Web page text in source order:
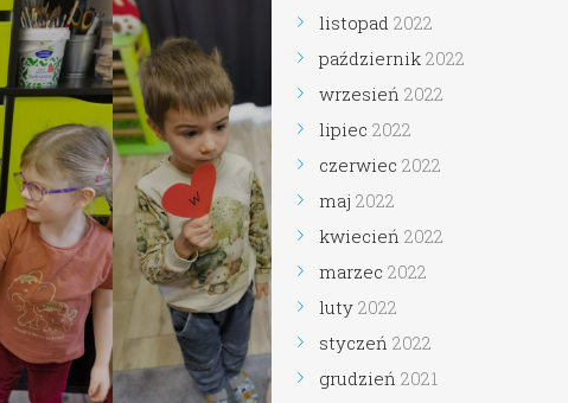
listopad 2022
październik 2022
wrzesień 2022
lipiec 2022
czerwiec 2022
maj 2022
kwiecień 2022
marzec 2022
luty 2022
styczeń 2022
grudzień 2021